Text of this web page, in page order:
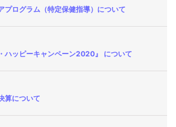
ログラム（特定保健指導）について
ハッピーキャンペーン2020』 について
算について